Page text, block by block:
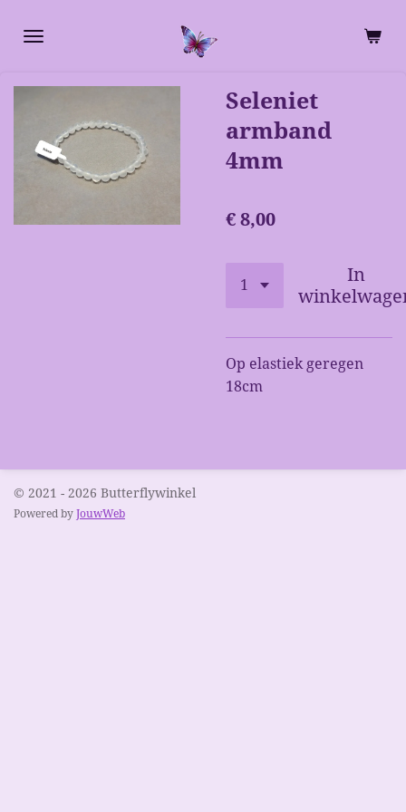
direct
de
Seleniet
armband
4mm
€ 8,00
In
Op elastiek geregen
18cm
© 2021 - 2026 Butterflywinkel
Powered by JouwWeb